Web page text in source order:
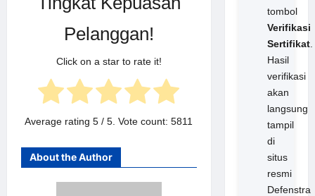
Pelanggan!
Click on a star to rate it!
Average rating5 / 5. Vote count:5811
About the Author
tombol
Verifikasi
Sertifikat.
Hasil
verifikasi
akan
langsung
tampil
di
situs
resmi
Defenstra